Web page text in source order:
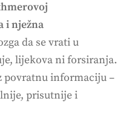
i nježna
da se vrati u
lijekova ni forsiranja.
povratnu informaciju –
prisutnije i